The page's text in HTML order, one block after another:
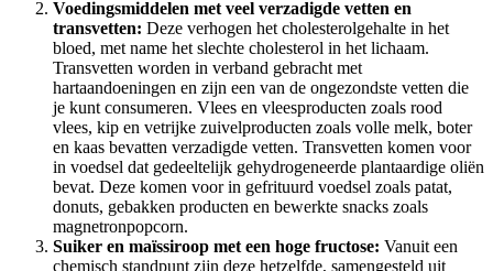
Voedingsmiddelen met veel verzadigde vetten en
transvetten: Deze verhogen het cholesterolgehalte in het
bloed, met name het slechte cholesterol in het lichaam.
Transvetten worden in verband gebracht met
hartaandoeningen en zijn een van de ongezondste vetten die
je kunt consumeren. Vlees en vleesproducten zoals rood
vlees, kip en vetrijke zuivelproducten zoals volle melk, boter
en kaas bevatten verzadigde vetten. Transvetten komen voor
in voedsel dat gedeeltelijk gehydrogeneerde plantaardige oliën
bevat. Deze komen voor in gefrituurd voedsel zoals patat,
donuts, gebakken producten en bewerkte snacks zoals
magnetronpopcorn.
Suiker en maïssiroop met een hoge fructose: Vanuit een
chemisch standpunt zijn deze hetzelfde, samengesteld uit